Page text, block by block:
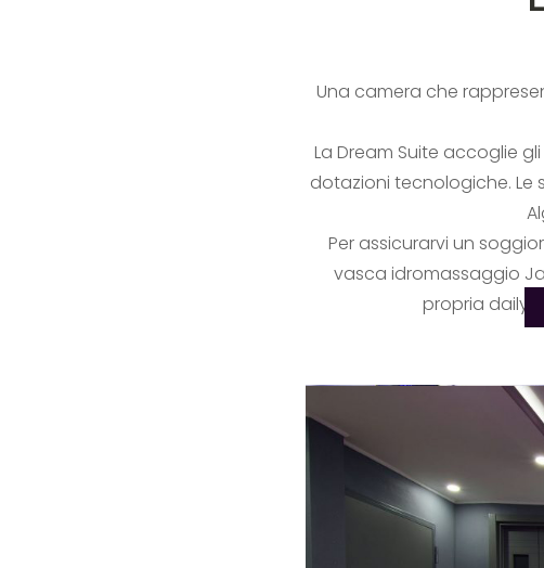
Una camera che
La Dream Suite accoglie
dotazioni tecnologiche. Le
Per assicurarvi un
vasca idromassaggio
propria daily